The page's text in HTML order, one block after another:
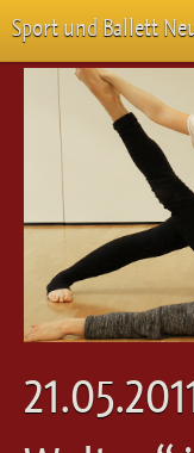
Sport und Ballett
Start
Neuigkeiten
Über Uns
Veranstaltungen
Emotion Pur
Meisterschaften
Projekte
Vorstellungen
Galerie